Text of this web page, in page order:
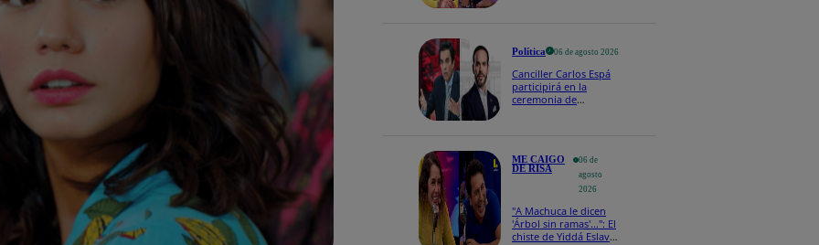
Política 06 de agosto 2026
Canciller Carlos Espá
participirá en la
ceremonia de
ME CAIGO
DE RISA
06 de
agosto
2026
"A Machuca le dicen
'Árbol sin ramas'...": El
chiste de Yiddá Eslava